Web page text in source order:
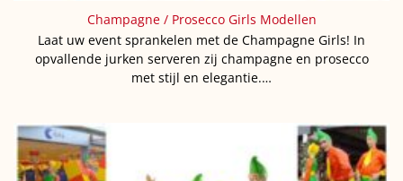
Champagne / Prosecco Girls Modellen
Laat uw event sprankelen met de Champagne Girls! In
opvallende jurken serveren zij champagne en prosecco
met stijl en elegantie.…